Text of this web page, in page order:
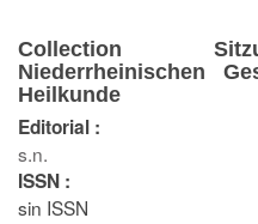
Collection
Niederrheinischen
Heilkunde
Editorial :
s.n.
ISSN :
sin ISSN